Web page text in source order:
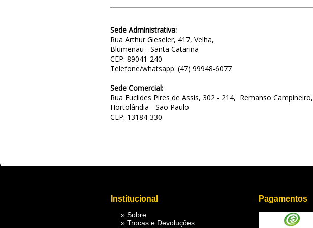
Sede Administrativa:
Rua Arthur Gieseler, 417, Velha,
Blumenau - Santa Catarina
CEP: 89041-240
Telefone/whatsapp: (47) 99948-6077
Sede Comercial:
Rua Euclides Pires de Assis, 302 - 214, Remanso Campineiro,
Hortolândia - São Paulo
CEP: 13184-330
Institucional
» Sobre
» Trocas e Devoluções
Pagamentos